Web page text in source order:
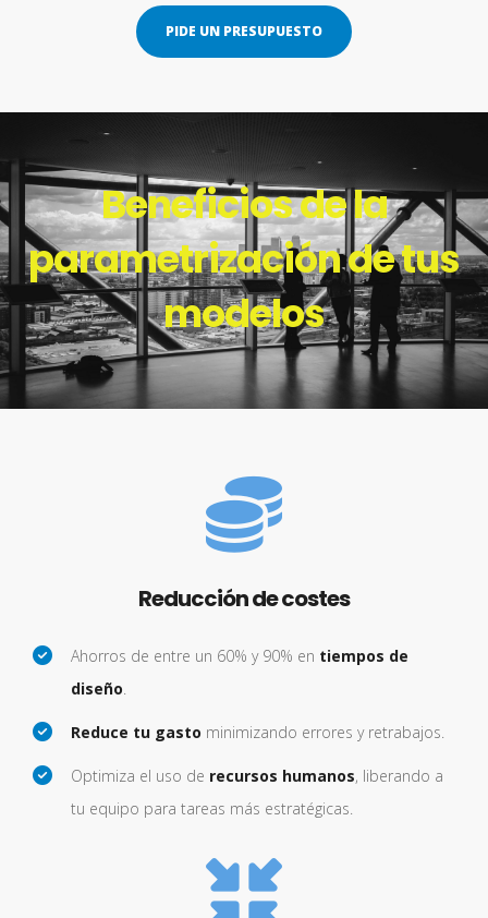
PIDE UN PRESUPUESTO
Beneficios de la
parametrización de tus
modelos
Reducción de costes
Ahorros de entre un 60% y 90% en tiempos de
diseño.
Reduce tu gasto minimizando errores y retrabajos.
Optimiza el uso de recursos humanos, liberando a
tu equipo para tareas más estratégicas.